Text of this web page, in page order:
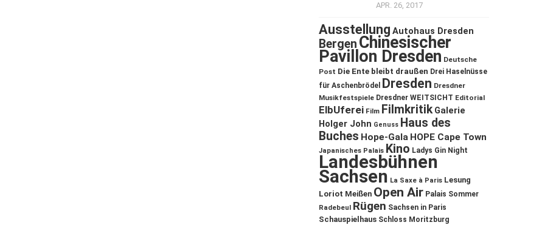
APR. 26, 2017
Ausstellung Autohaus Dresden
Bergen Chinesischer
Pavillon Dresden Deutsche
Post Die Ente bleibt draußen Drei Haselnüsse
für Aschenbrödel
Dresden Dresdner
Musikfestspiele Dresdner WEITSICHT Editorial
ElbUferei Film Filmkritik Galerie
Holger John Genuss Haus des
Buches Hope-Gala HOPE Cape Town
Japanisches Palais Kino Ladys Gin Night
Landesbühnen
Sachsen La Saxe à Paris Lesung
Loriot Meißen Open Air Palais Sommer
Radebeul Rügen Sachsen in Paris
Schauspielhaus Schloss Moritzburg